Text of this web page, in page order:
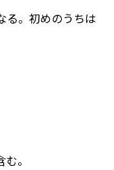
る。初めのうちは
。